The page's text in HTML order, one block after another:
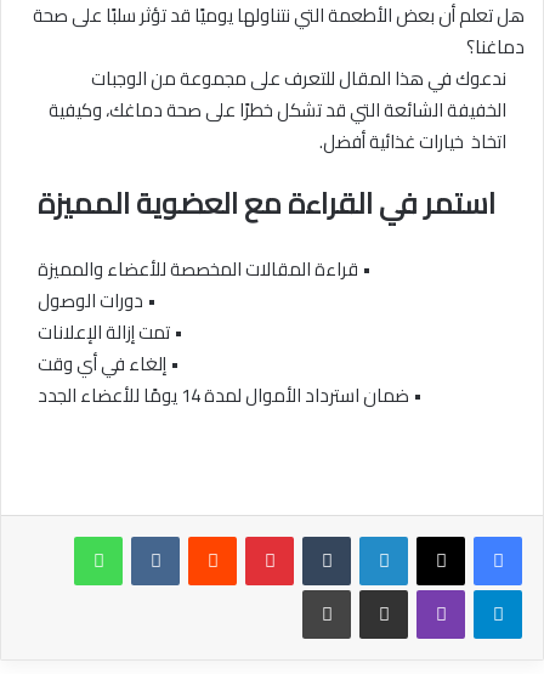
هل تعلم أن بعض الأطعمة التي‌ نتناولها يوميًا قد تؤثر سلبًا على صحة
دماغنا؟
ندعوك في هذا المقال للتعرف على ​مجموعة من الوجبات
الخفيفة الشائعة التي قد تشكل خطرًا على صحة دماغك، وكيفية
اتخاذ ​ خيارات غذائية أفضل.
استمر في القراءة مع العضوية المميزة
• قراءة المقالات المخصصة للأعضاء والمميزة
• دورات الوصول
• تمت إزالة الإعلانات
• إلغاء في أي وقت
• ضمان استرداد الأموال لمدة‌ 14 يومًا للأعضاء الجدد
لينكدإن بينتيريست
واتساب
تيلقرام ڤايبر مشاركة عبر البريد طباعة